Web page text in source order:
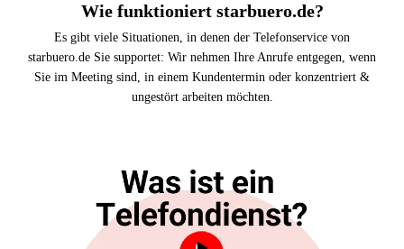
Wie funktioniert starbuero.de?
Es gibt viele Situationen, in denen der Telefonservice von
starbuero.de Sie supportet: Wir nehmen Ihre Anrufe entgegen, wenn
Sie im Meeting sind, in einem Kundentermin oder konzentriert &
ungestört arbeiten möchten.